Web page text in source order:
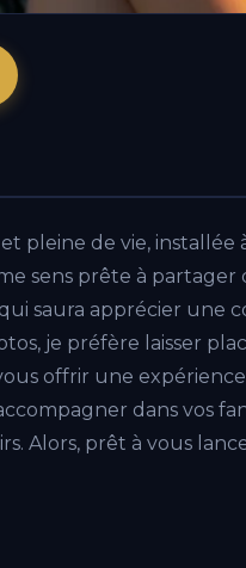
pleine de vie, installée
sens prête à partager
saura apprécier une
je préfère laisser
offrir une
dans vos
Alors, prêt à vous